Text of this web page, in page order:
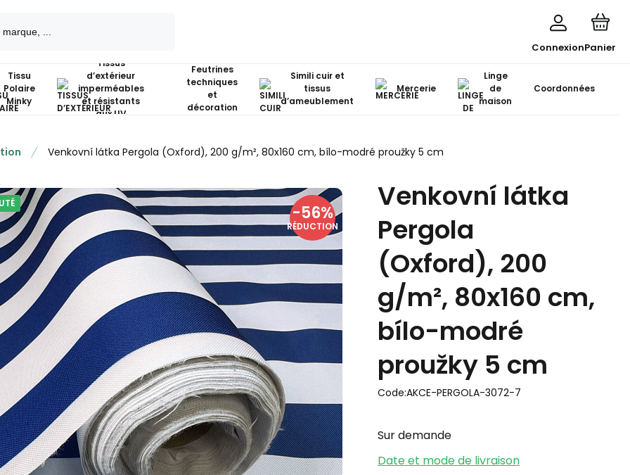
ConnexionPanier
Tissu
Polaire
Minky
Tissus
d’extérieur
imperméables
et résistants
aux UV
Feutrines
techniques
et
décoration
Simili cuir et
tissus
d’ameublement
Mercerie
Linge
de
maison
Coordonnées
Venkovní látka Pergola (Oxford), 200 g/m², 80x160 cm, bílo-modré proužky 5 cm
-56%
RÉDUCTION
Venkovní látka
Pergola
(Oxford), 200
g/m², 80x160 cm,
bílo-modré
proužky 5 cm
Code:AKCE-PERGOLA-3072-7
Sur demande
Date et mode de livraison